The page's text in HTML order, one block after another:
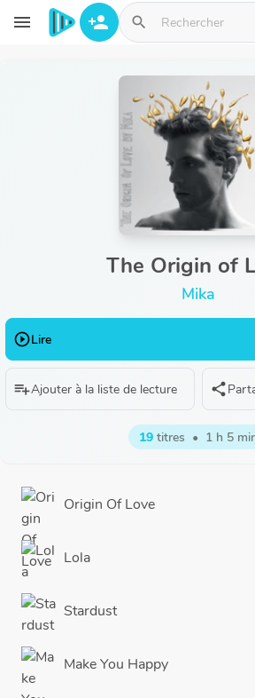
Aller au contenu principal
menu person_add search
The Origin of
Mika
play_circle_outlineLire
playlist_addAjouter à la liste de lecture share
19 titres • 1 h 5
Origin Of Love
Lola
Stardust
Make You Happy